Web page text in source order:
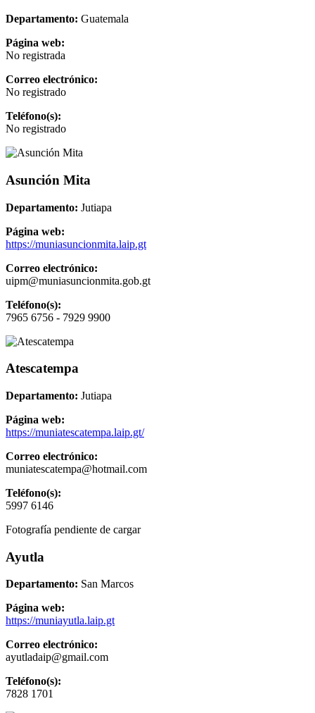
Departamento: Guatemala
Página web:
No registrada
Correo electrónico:
No registrado
Teléfono(s):
No registrado
Asunción Mita
Departamento: Jutiapa
Página web:
https://muniasuncionmita.laip.gt
Correo electrónico:
uipm@muniasuncionmita.gob.gt
Teléfono(s):
7965 6756 - 7929 9900
Atescatempa
Departamento: Jutiapa
Página web:
https://muniatescatempa.laip.gt/
Correo electrónico:
muniatescatempa@hotmail.com
Teléfono(s):
5997 6146
Fotografía pendiente de cargar
Ayutla
Departamento: San Marcos
Página web:
https://muniayutla.laip.gt
Correo electrónico:
ayutladaip@gmail.com
Teléfono(s):
7828 1701